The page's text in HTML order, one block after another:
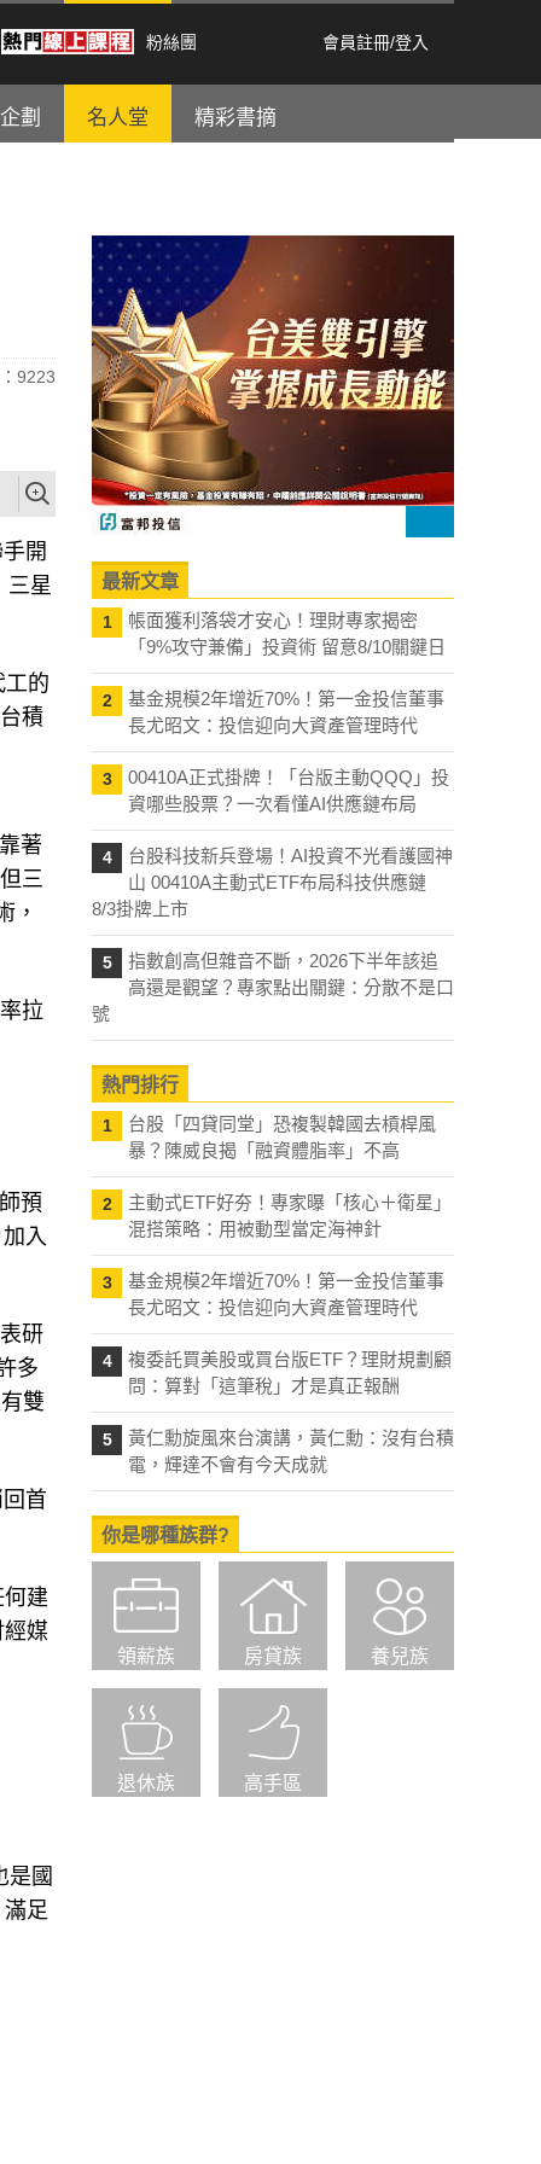
粉絲團 會員註冊/登入
劃 名人堂 精彩書摘
9223
開
三星
工的
積
著
三
，
拉
預
入
研
多
雙
首
建
媒
是國
足
最新文章
1
帳面獲利落袋才安心！理財專家揭密
「9%攻守兼備」投資術 留意8/10關鍵日
2
基金規模2年增近70%！第一金投信董事
長尤昭文：投信迎向大資產管理時代
3
00410A正式掛牌！「台版主動QQQ」投
資哪些股票？一次看懂AI供應鏈布局
4
台股科技新兵登場！AI投資不光看護國神
山 00410A主動式ETF布局科技供應鏈
8/3掛牌上市
5
指數創高但雜音不斷，2026下半年該追
高還是觀望？專家點出關鍵：分散不是口
號
熱門排行
1
台股「四貸同堂」恐複製韓國去槓桿風
暴？陳威良揭「融資體脂率」不高
2
主動式ETF好夯！專家曝「核心＋衛星」
混搭策略：用被動型當定海神針
3
基金規模2年增近70%！第一金投信董事
長尤昭文：投信迎向大資產管理時代
4
複委託買美股或買台版ETF？理財規劃顧
問：算對「這筆稅」才是真正報酬
5
黃仁勳旋風來台演講，黃仁勳：沒有台積
電，輝達不會有今天成就
你是哪種族群?
領薪族 房貸族 養兒族
退休族 高手區